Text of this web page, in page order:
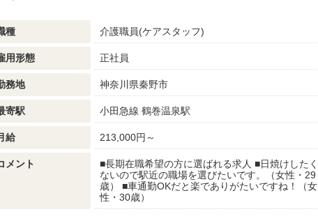
種 介護職員(ケアスタッフ)
用形態 正社員
務地 神奈川県秦野市
寄駅 小田急線 鶴巻温泉駅
給 213,000円～
メント
■長期在職希望の方に選ばれる求人 ■日焼けしたく
ないので駅近の職場を選びたいです。（女性・29
歳） ■車通勤OKだと楽でありがたいですね！（女
性・30歳）